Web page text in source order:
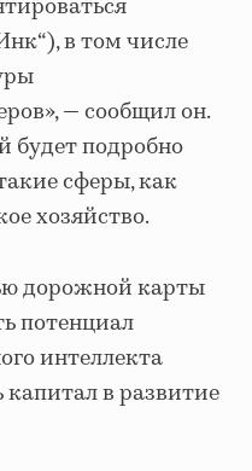
в том числе
— сообщил он.
будет подробно
сферы, как
хозяйство.
дорожной карты
потенциал
интеллекта
капитал в развитие